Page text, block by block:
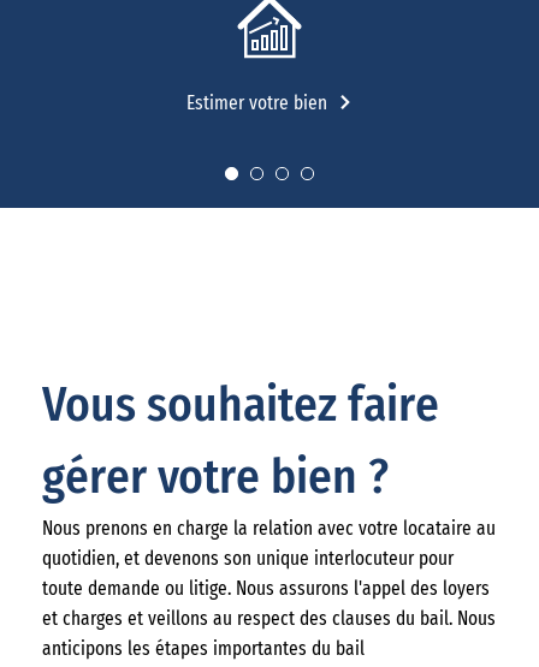
Estimer votre bien
Vous souhaitez faire
gérer votre bien ?
Nous prenons en charge la relation avec votre locataire au
quotidien, et devenons son unique interlocuteur pour
toute demande ou litige. Nous assurons l'appel des loyers
et charges et veillons au respect des clauses du bail. Nous
anticipons les étapes importantes du bail